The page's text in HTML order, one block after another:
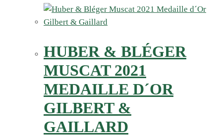
HUBER & BLÉGER
MUSCAT 2021
MEDAILLE D´OR
GILBERT &
GAILLARD